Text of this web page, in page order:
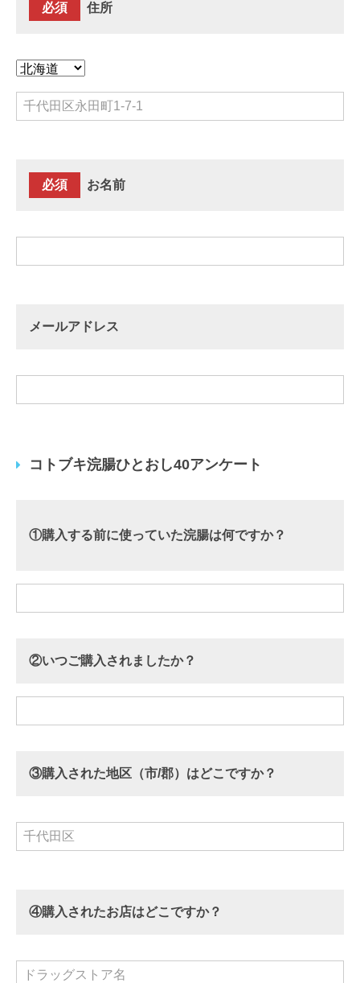
必須 住所
必須 お名前
メールアドレス
コトブキ浣腸ひとおし40アンケート
①購入する前に使っていた浣腸は何ですか？
②いつご購入されましたか？
③購入された地区（市/郡）はどこですか？
④購入されたお店はどこですか？